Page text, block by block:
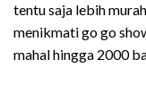
tentu saja lebih
menikmati go go
mahal hingga 2000